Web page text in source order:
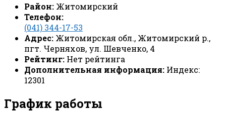
Район: Житомирский
Телефон:
(041) 344-17-53
Адрес: Житомирская обл., Житомирский р.,
пгт. Черняхов, ул. Шевченко, 4
Рейтинг: Нет рейтинга
Дополнительная информация: Индекс:
12301
График работы